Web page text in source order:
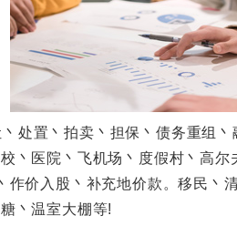
置丶拍卖丶担保丶债务重组丶
医院丶飞机场丶度假村丶高尔
价入股丶补充地价款。移民丶
丶温室大棚等!